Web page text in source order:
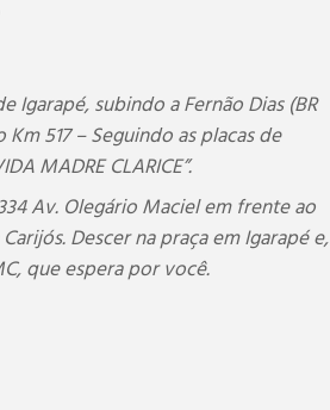
Igarapé, subindo a Fernão Dias (BR
517 – Seguindo as placas de
MADRE CLARICE”.
Av. Olegário Maciel em frente ao
Descer na praça em Igarapé e,
que espera por você.